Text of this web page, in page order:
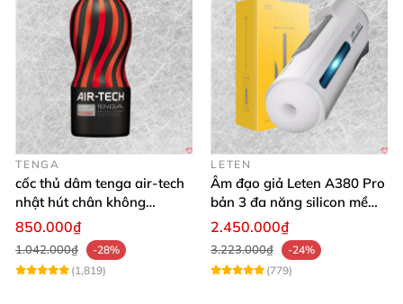
TENGA
cốc thủ dâm tenga air-tech
nhật hút chân không
silicone cao cấp nam
850.000₫
1.042.000₫
-28%
(1,819)
LETEN
Âm đạo giả Leten A380 Pro
bản 3 đa năng silicon mềm
mại
2.450.000₫
3.223.000₫
-24%
(779)